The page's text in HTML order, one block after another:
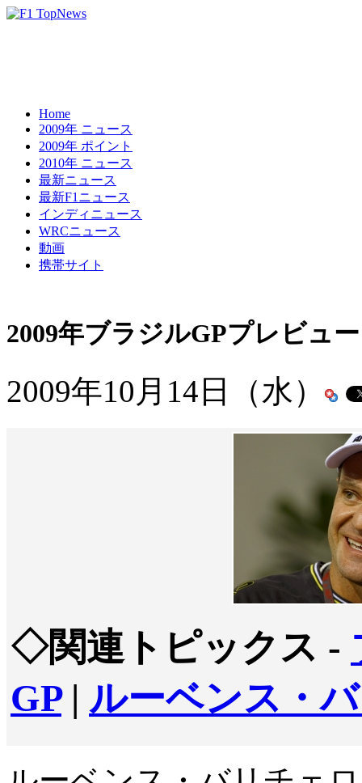
Home
2009年 ニュース
2009年 ポイント
2010年 ニュース
最新ニュース
最新F1ニュース
インディニュース
WRCニュース
動画
携帯サイト
2009年ブラジルGPプレビュ
2009年10月14日（水）
◇関連トピックス -
GP| ルーベンス・